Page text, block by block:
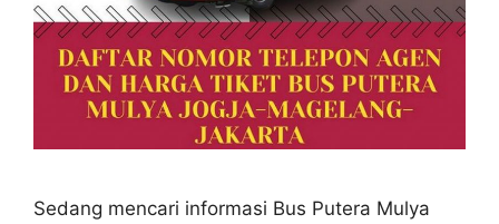
Sedang mencari informasi Bus Putera Mulya